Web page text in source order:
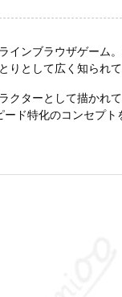
インブラウザゲーム
として広く知られて
クターとして描かれ
ド特化のコンセプト